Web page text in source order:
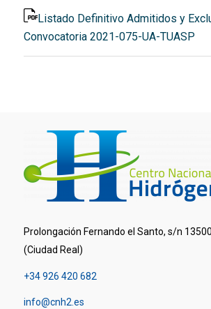
Listado Definitivo Admitidos y
Convocatoria 2021-075-UA-TUASP
Prolongación Fernando el Santo, s/n
(Ciudad Real)
+34 926 420 682
info@cnh2.es